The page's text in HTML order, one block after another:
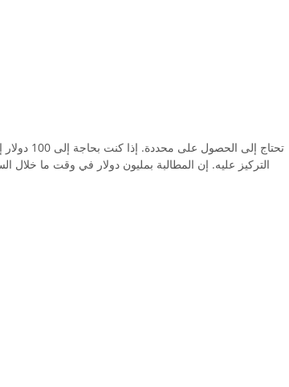
تحتاج إلى
التركيز عليه. إن المطالبة بمليون دولار في وقت ما